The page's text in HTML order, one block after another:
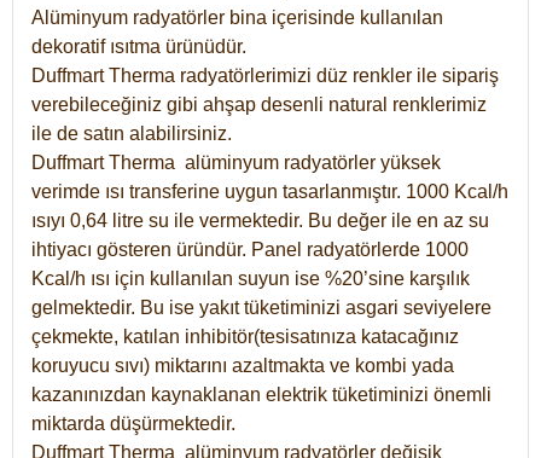
Alüminyum radyatörler bina içerisinde kullanılan
dekoratif ısıtma ürünüdür.
Duffmart Therma radyatörlerimizi düz renkler ile sipariş
verebileceğiniz gibi ahşap desenli natural renklerimiz
ile de satın alabilirsiniz.
Duffmart Therma alüminyum radyatörler yüksek
verimde ısı transferine uygun tasarlanmıştır. 1000 Kcal/h
ısıyı 0,64 litre su ile vermektedir. Bu değer ile en az su
ihtiyacı gösteren üründür. Panel radyatörlerde 1000
Kcal/h ısı için kullanılan suyun ise %20’sine karşılık
gelmektedir. Bu ise yakıt tüketiminizi asgari seviyelere
çekmekte, katılan inhibitör(tesisatınıza katacağınız
koruyucu sıvı) miktarını azaltmakta ve kombi yada
kazanınızdan kaynaklanan elektrik tüketiminizi önemli
miktarda düşürmektedir.
Duffmart Therma alüminyum radyatörler değişik